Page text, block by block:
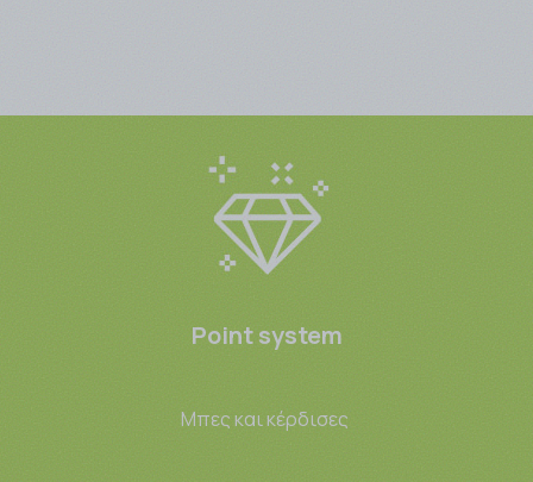
Point system
Μπες και κέρδισες